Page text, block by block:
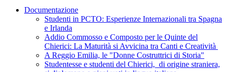
Documentazione
Studenti in PCTO: Esperienze Internazionali tra Spagna
e Irlanda
Addio Commosso e Composto per le Quinte del
Chierici: La Maturità si Avvicina tra Canti e Creatività
A Reggio Emilia, le "Donne Costruttrici di Storia"
Studentesse e studenti del Chierici, di origine straniera,